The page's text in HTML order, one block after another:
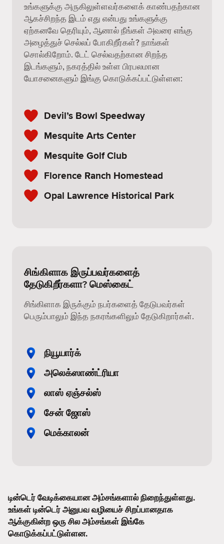
உங்களுக்கு அருகிலுள்ளவர்களைக் காண்பதற்கான
ஆகச்சிறந்த இடம் எது என்பது உங்களுக்கு
ஏற்கனவே தெரியும், ஆனால் நீங்கள் அவரை எங்கு
அழைத்துச் செல்லப் போகிறீர்கள்? நாங்கள்
சொல்கிறோம். டேட் செல்வதற்கான சிறந்த
இடங்களும், நகரத்தில் உள்ள பிரபலமான
யோசனைகளும் இங்கு கொடுக்கப்பட்டுள்ளன:
Devil’s Bowl Speedway
Mesquite Arts Center
Mesquite Golf Club
Florence Ranch Homestead
Opal Lawrence Historical Park
சிங்கிளாக இருப்பவர்களைத்
தேடுகிறீர்களா? மெஸ்கைட்
சிங்கிளாக இருக்கும் நபர்களைத் தேடுபவர்கள்
பெரும்பாலும் இந்த நகரங்களிலும் தேடுகிறார்கள்.
நியூயார்க்
அலெக்ஸாண்ட்ரியா
லாஸ் ஏஞ்சல்ஸ்
சேன் ஜோஸ்
மெக்காலன்
டின்டெர் வேடிக்கையான அம்சங்களால் நிறைந்துள்ளது.
உங்கள் டின்டெர் அனுபவ வழியைச் சிறப்பானதாக
ஆக்குகின்ற ஒரு சில அம்சங்கள் இங்கே
கொடுக்கப்பட்டுள்ளன.